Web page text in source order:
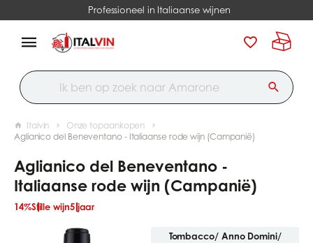
Professioneel in Italiaanse wijnen
Italvin
Onze topaankopen
Aglianico del Beneventano - Italiaanse rode wijn (Campanië)
Aglianico del Beneventano -
Italiaanse rode wijn (Campanië)
14%Stille wijn5 jaar
Tombacco/ Anno Domini/